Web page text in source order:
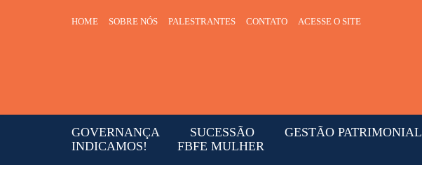
HOME SOBRE NÓS PALESTRANTES CONTATO ACESSE O SITE
GOVERNANÇA SUCESSÃO GESTÃO PATRIMONIAL
INDICAMOS!
FBFE MULHER